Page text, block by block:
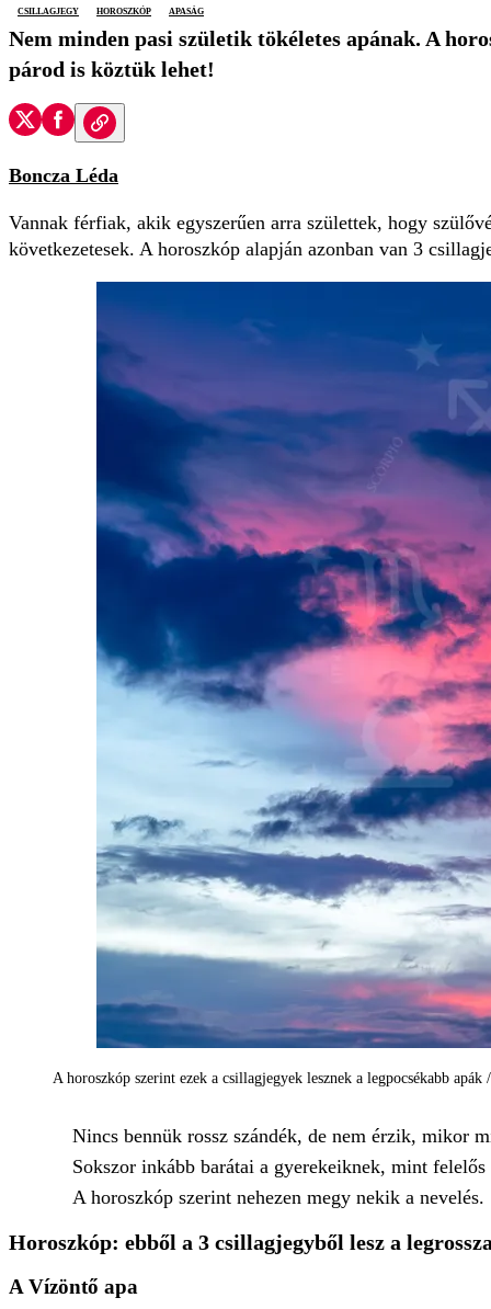
csillagjegy
horoszkóp apaság
Nem minden pasi születik tökéletes apának. A
párod is köztük lehet!
Boncza Léda
Vannak férfiak, akik egyszerűen arra születtek, hogy
következetesek. A horoszkóp alapján azonban van 3
A horoszkóp szerint ezek a csillagjegyek lesznek a legpocsékabb
Nincs bennük rossz szándék, de nem érzik, mikor
Sokszor inkább barátai a gyerekeiknek, mint
A horoszkóp szerint nehezen megy nekik a nevelés.
Horoszkóp: ebből a 3 csillagjegyből lesz a
A Vízöntő apa